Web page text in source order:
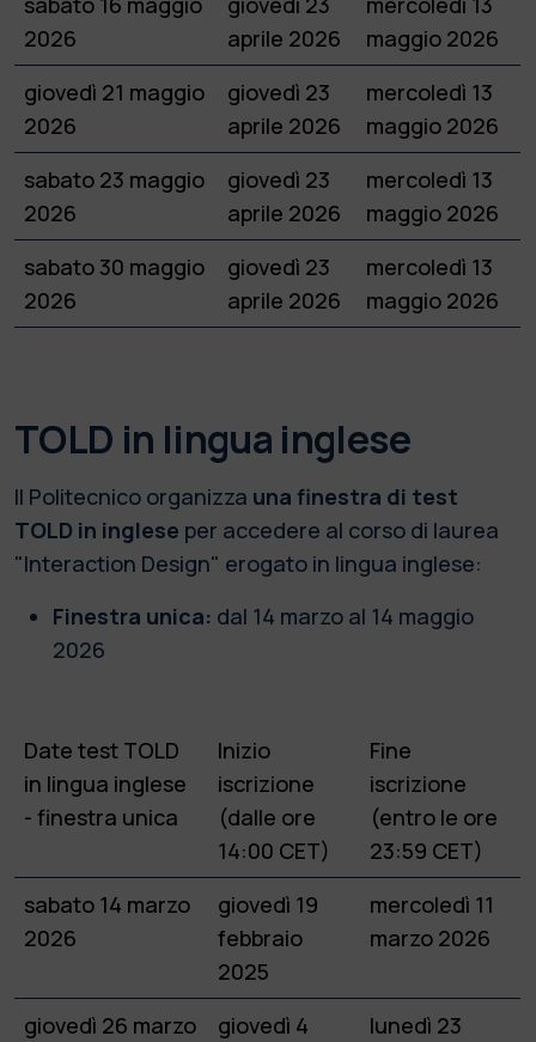
2026
aprile 2026
maggio 2026
giovedì 21 maggio
2026
giovedì 23
aprile 2026
mercoledì 13
maggio 2026
sabato 23 maggio
2026
giovedì 23
aprile 2026
mercoledì 13
maggio 2026
sabato 30 maggio
2026
giovedì 23
aprile 2026
mercoledì 13
maggio 2026
TOLD in lingua inglese
Il Politecnico organizza una finestra di test
TOLD in inglese per accedere al corso di laurea
"Interaction Design" erogato in lingua inglese:
Finestra unica: dal 14 marzo al 14 maggio
2026
Date test TOLD
in lingua inglese
- finestra unica
Inizio
iscrizione
(dalle ore
14:00 CET)
Fine
iscrizione
(entro le ore
23:59 CET)
sabato 14 marzo
2026
giovedì 19
febbraio
2025
mercoledì 11
marzo 2026
giovedì 26 marzo
giovedì 4
lunedì 23